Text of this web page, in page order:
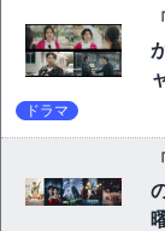
ドラマ